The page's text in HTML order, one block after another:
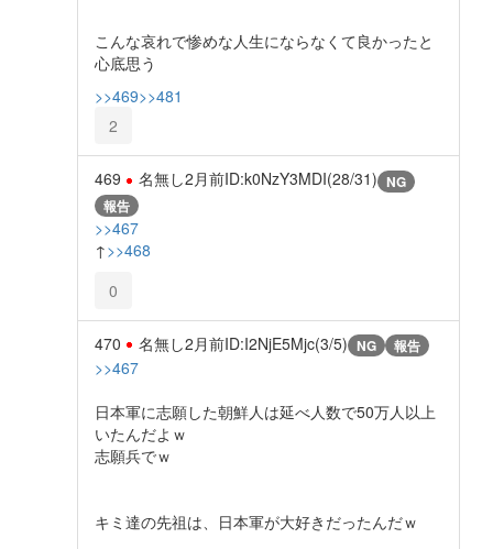
こんな哀れで惨めな人生にならなくて良かったと
心底思う
>>469>>481
2
469 名無し2月前ID:k0NzY3MDI(28/31) NG
報告
>>467
↑>>468
0
470 名無し2月前ID:I2NjE5Mjc(3/5) NG 報告
>>467
日本軍に志願した朝鮮人は延べ人数で50万人以上
いたんだよｗ
志願兵でｗ
キミ達の先祖は、日本軍が大好きだったんだｗ